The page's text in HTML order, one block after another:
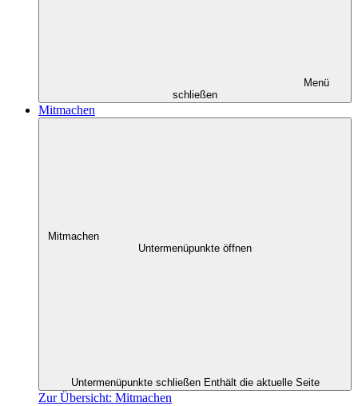
Menü
schließen
Mitmachen
Mitmachen
Untermenüpunkte öffnen
Untermenüpunkte schließen Enthält die aktuelle Seite
Zur Übersicht: Mitmachen